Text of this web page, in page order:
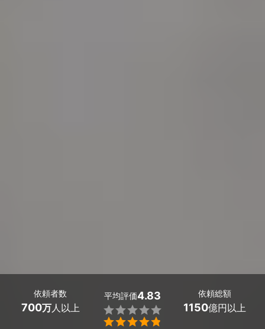
依頼者数
700万人以上
平均評価4.83


依頼総額
1150億円以上